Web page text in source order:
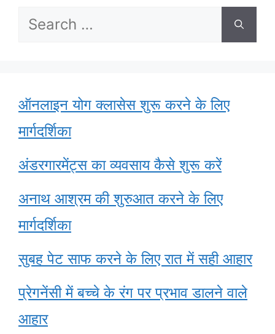
Search
ऑनलाइन योग क्लासेस शुरू करने के लिए
मार्गदर्शिका
अंडरगारमेंट्स का व्यवसाय कैसे शुरू करें
अनाथ आश्रम की शुरुआत करने के लिए
मार्गदर्शिका
सुबह पेट साफ करने के लिए रात में सही आहार
प्रेगनेंसी में बच्चे के रंग पर प्रभाव डालने वाले
आहार